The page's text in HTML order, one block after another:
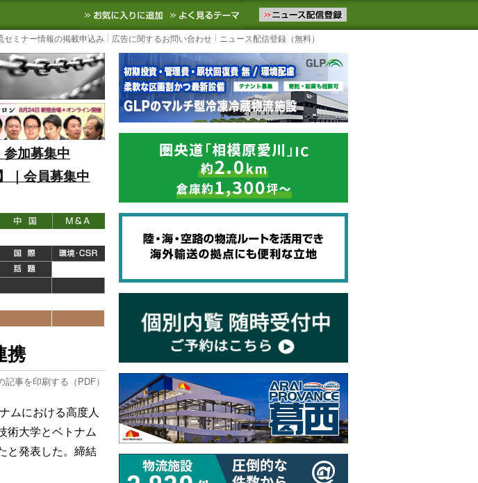
サイト
SCMなど国内外の最新の物流ニュースをお届けします。物流ニュースメール配信を登録す
お気に入りに追加 よく見るテーマ
セミナー情報の掲載申込み 広告に関するお問い合わせ ニュース配信登録（無料）
加募集中
｜会員募集中
携
記事を印刷する（PDF）
ムにおける高度人
術大学とベトナム
と発表した。締結